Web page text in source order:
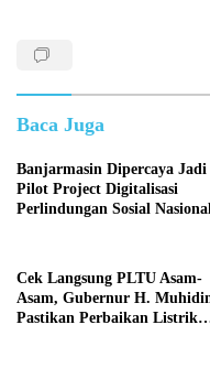
Baca Juga
Banjarmasin Dipercaya Jadi
Pilot Project Digitalisasi
Perlindungan Sosial Nasional
Cek Langsung PLTU Asam-
Asam, Gubernur H.
Pastikan Perbaikan Listrik